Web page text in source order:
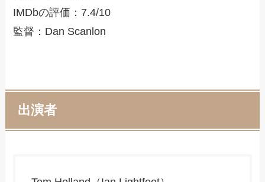
IMDbの評価：7.4/10
監督：Dan Scanlon
出演者